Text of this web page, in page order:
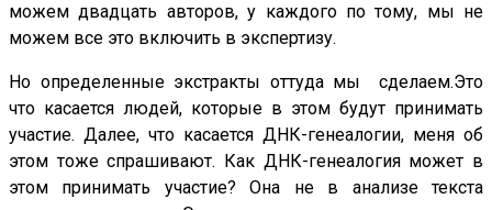
можем двадцать авторов, у каждого по тому, мы не
можем все это включить в экспертизу.
Но определенные экстракты оттуда мы сделаем.Это
что касается людей, которые в этом будут принимать
участие. Далее, что касается ДНК-генеалогии, меня об
этом тоже спрашивают. Как ДНК-генеалогия может в
этом принимать участие? Она не в анализе текста